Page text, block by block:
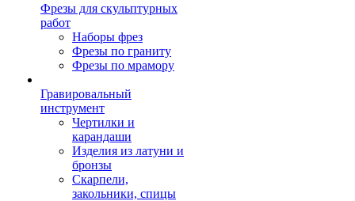
Фрезы для скульптурных
работ
Наборы фрез
Фрезы по граниту
Фрезы по мрамору
Гравировальный
инструмент
Чертилки и
карандаши
Изделия из латуни и
бронзы
Скарпели,
закольники, спицы